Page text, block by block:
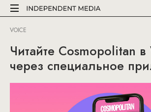
VOICE
Читайте Cosmopolitan в
через специальное